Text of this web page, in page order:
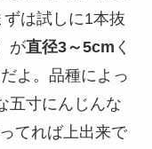
は試しに1本抜
が直径3～5cm く
よ。品種によっ
五寸にんじんな
てれば上出来で